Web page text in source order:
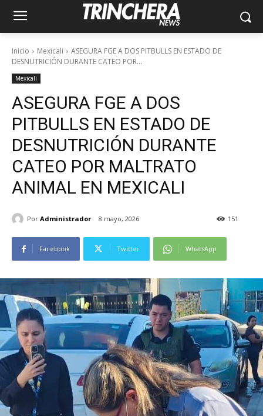
Inicio Mexicali
ASEGURA FGE A DOS PITBULLS EN ESTADO DE
DESNUTRICIÓN DURANTE CATEO POR...
Mexicali
ASEGURA FGE A DOS
PITBULLS EN ESTADO DE
DESNUTRICIÓN DURANTE
CATEO POR MALTRATO
ANIMAL EN MEXICALI
Por Administrador 8 mayo, 2026 151
Facebook Twitter WhatsApp